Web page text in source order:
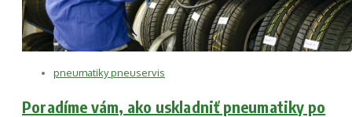
pneumatiky pneuservis
Poradíme vám, ako uskladniť pneumatiky po